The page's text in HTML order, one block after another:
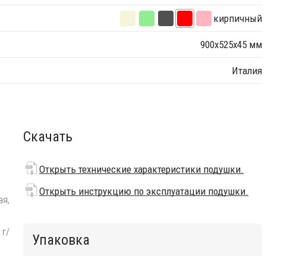
кирпичный
900х525х45 мм
Италия
г/
Скачать
Открыть технические характеристики подушки.
Открыть инструкцию по эксплуатации подушки.
Упаковка